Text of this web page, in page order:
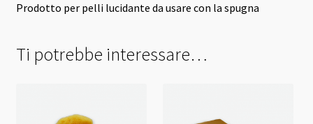
Prodotto per pelli lucidante da usare con la spugna
Ti potrebbe interessare…